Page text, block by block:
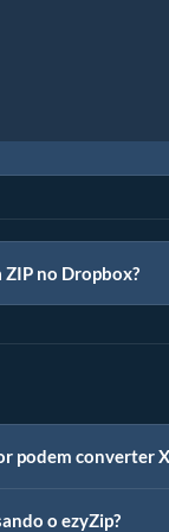
no Dropbox?
podem converter
o ezyZip?